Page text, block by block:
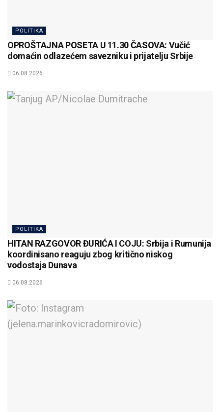
POLITIKA
OPROŠTAJNA POSETA U 11.30 ČASOVA: Vučić
domaćin odlazećem savezniku i prijatelju Srbije
06.08.2026
POLITIKA
HITAN RAZGOVOR ĐURIĆA I COJU: Srbija i Rumunija
koordinisano reaguju zbog kritično niskog
vodostaja Dunava
06.08.2026